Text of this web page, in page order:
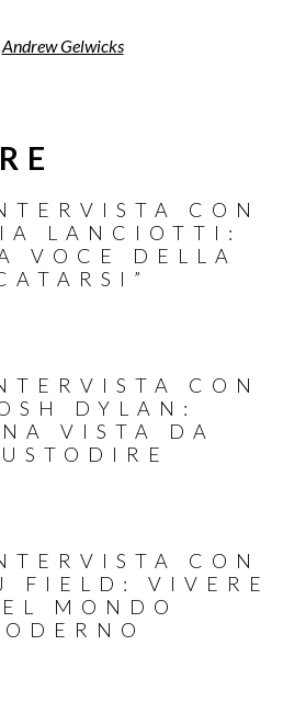
Andrew Gelwicks
CON
LANCIOTTI:
VOCE DELLA
CON
DYLAN:
VISTA DA
CON
FIELD: VIVERE
MONDO